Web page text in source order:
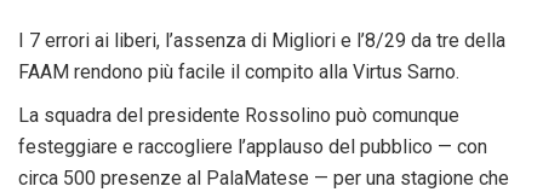
I 7 errori ai liberi, l’assenza di Migliori e l’8/29 da tre della
FAAM rendono più facile il compito alla Virtus Sarno.
La squadra del presidente Rossolino può comunque
festeggiare e raccogliere l’applauso del pubblico — con
circa 500 presenze al PalaMatese — per una stagione che